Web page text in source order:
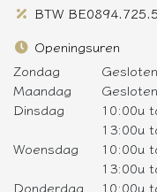
BTW
Openingsuren
Zondag
Gesloten
Maandag
Gesloten
Dinsdag
10:00u
13:00u
Woensdag
10:00u
13:00u
Donderdag
10:00u